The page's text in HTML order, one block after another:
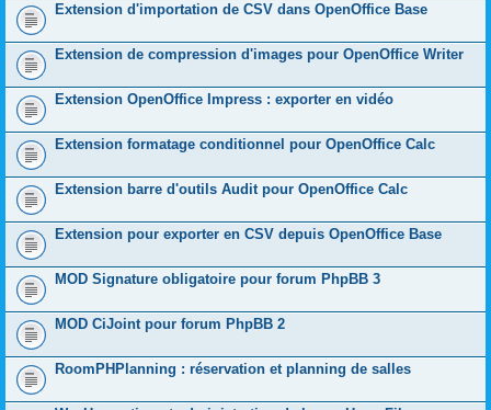
Extension d'importation de CSV dans OpenOffice Base
Extension de compression d'images pour OpenOffice Writer
Extension OpenOffice Impress : exporter en vidéo
Extension formatage conditionnel pour OpenOffice Calc
Extension barre d'outils Audit pour OpenOffice Calc
Extension pour exporter en CSV depuis OpenOffice Base
MOD Signature obligatoire pour forum PhpBB 3
MOD CiJoint pour forum PhpBB 2
RoomPHPlanning : réservation et planning de salles